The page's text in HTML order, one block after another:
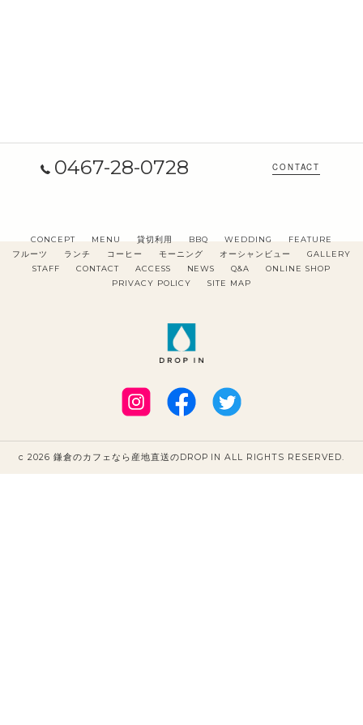
0467-28-0728 CONTACT
CONCEPT MENU 貸切利用 BBQ WEDDING
FEATURE
フルーツ
ランチ コーヒー モーニング オーシャンビュー
GALLERY
STAFF
CONTACT ACCESS NEWS Q&A
ONLINE SHOP
PRIVACY POLICY
SITE MAP
c 2026 鎌倉のカフェなら産地直送のDROP IN ALL RIGHTS RESERVED.